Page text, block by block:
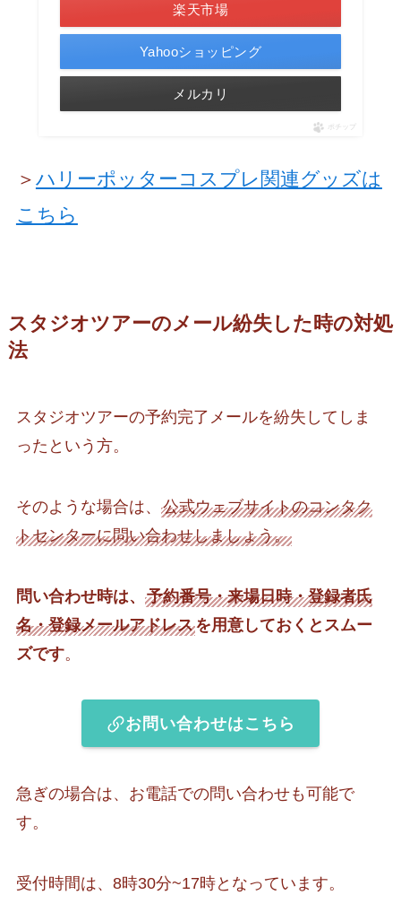
楽天市場
Yahooショッピング
メルカリ
ポチップ
＞ ハリーポッターコスプレ関連グッズは
こちら
スタジオツアーのメール紛失した時の対処
法
スタジオツアーの予約完了メールを紛失してしま
ったという方。
そのような場合は、 公式ウェブサイトのコンタク
トセンターに問い合わせしましょう。
問い合わせ時は、 予約番号・来場日時・登録者氏
名・登録メールアドレスを用意しておくとスムー
ズです。
お問い合わせはこちら
急ぎの場合は、お電話での問い合わせも可能で
す。
受付時間は、8時30分~17時となっています。